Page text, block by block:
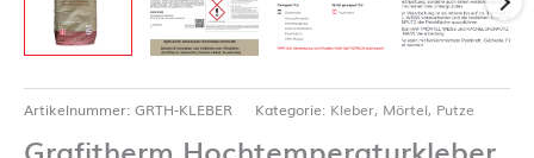
Artikelnummer: GRTH-KLEBER Kategorie: Kleber, Mörtel, Putze